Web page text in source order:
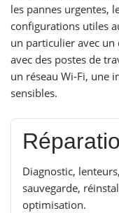
les pannes urgentes,
configurations utiles
un particulier avec un
avec des postes de
un réseau Wi-Fi, une
sensibles.
Diagnostic,
sauvegarde,
optimisation.